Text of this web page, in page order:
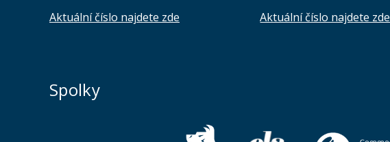
Aktuální číslo najdete zde Aktuální číslo najdete zde
Spolky